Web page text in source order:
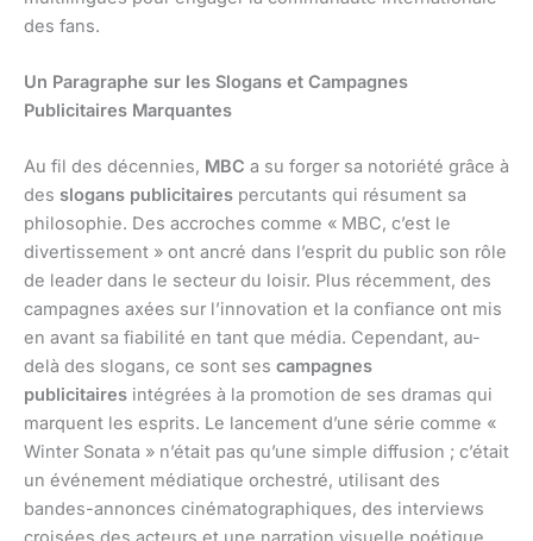
des fans.
Un Paragraphe sur les Slogans et Campagnes
Publicitaires Marquantes
Au fil des décennies, MBC a su forger sa notoriété grâce à
des slogans publicitaires percutants qui résument sa
philosophie. Des accroches comme « MBC, c’est le
divertissement » ont ancré dans l’esprit du public son rôle
de leader dans le secteur du loisir. Plus récemment, des
campagnes axées sur l’innovation et la confiance ont mis
en avant sa fiabilité en tant que média. Cependant, au-
delà des slogans, ce sont ses campagnes
publicitaires intégrées à la promotion de ses dramas qui
marquent les esprits. Le lancement d’une série comme «
Winter Sonata » n’était pas qu’une simple diffusion ; c’était
un événement médiatique orchestré, utilisant des
bandes-annonces cinématographiques, des interviews